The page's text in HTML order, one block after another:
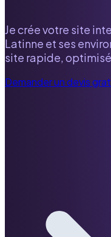
Je crée votre site
Latinne et ses
site rapide,
Demander un devis